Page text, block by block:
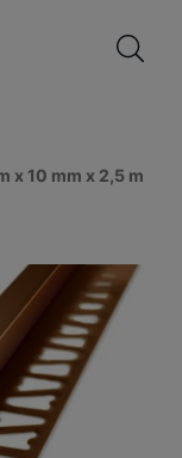
x 10 mm x 2,5 m